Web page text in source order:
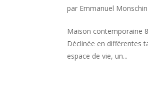
par Emmanuel Monschin
Maison contemporaine
Déclinée en différentes
espace de vie, un...